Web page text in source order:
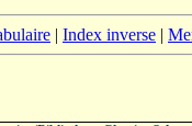
| Index inverse |